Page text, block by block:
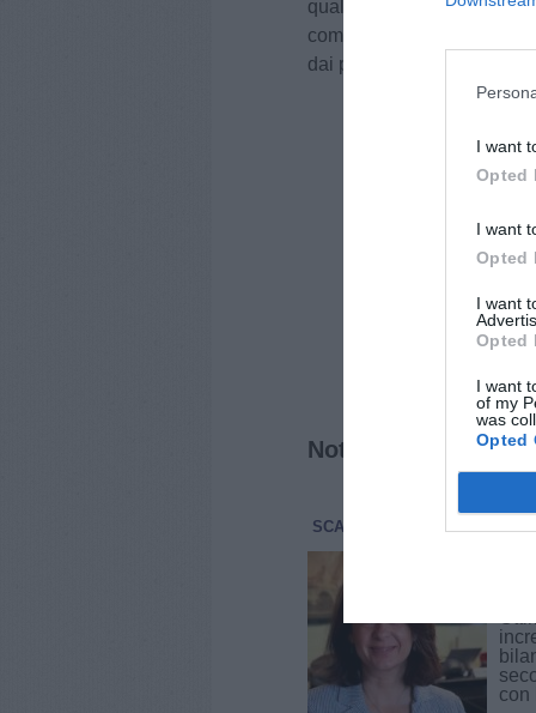
I want
Opted
I want
Opted
I want
Opted
I want
of my
was
Opted
quale gli facciamo il
come nuovo assessore
dai prossimi giorni un ricco
Notizie correlate
SCANDICCI ATTUALITÀ
con